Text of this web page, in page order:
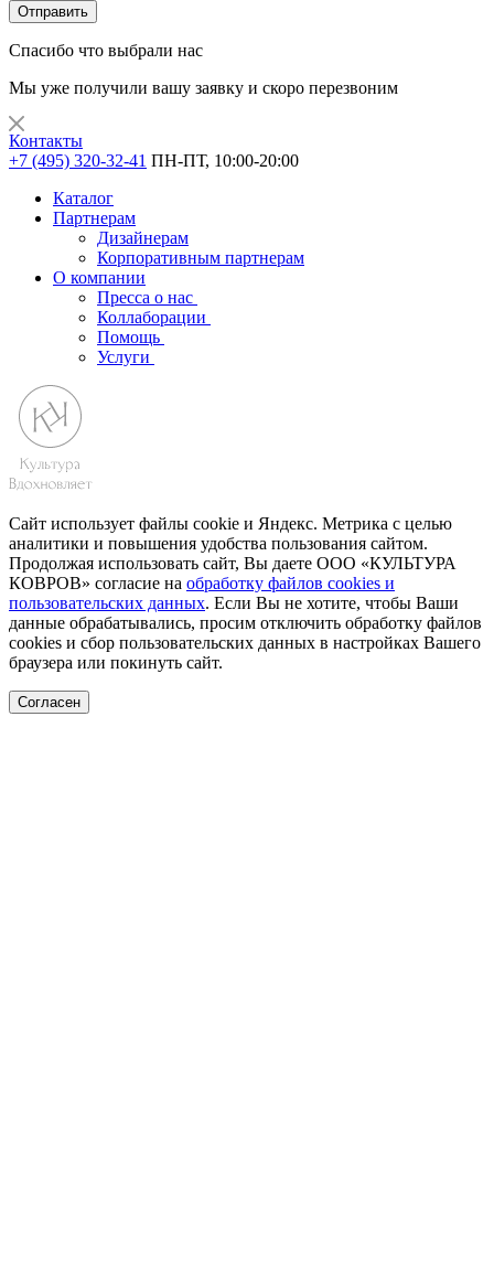
Отправить
Спасибо что выбрали нас
Мы уже получили вашу заявку и скоро перезвоним
Контакты
+7 (495) 320-32-41 ПН-ПТ, 10:00-20:00
Каталог
Партнерам
Дизайнерам
Корпоративным партнерам
О компании
Пресса о нас
Коллаборации
Помощь
Услуги
Сайт использует файлы cookie и Яндекс. Метрика с целью
аналитики и повышения удобства пользования сайтом.
Продолжая использовать сайт, Вы даете ООО «КУЛЬТУРА
КОВРОВ» согласие на обработку файлов cookies и
пользовательских данных. Если Вы не хотите, чтобы Ваши
данные обрабатывались, просим отключить обработку файлов
cookies и сбор пользовательских данных в настройках Вашего
браузера или покинуть сайт.
Согласен